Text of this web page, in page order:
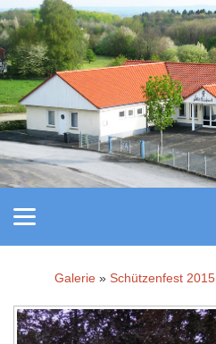
Galerie » Schützenfest 2015